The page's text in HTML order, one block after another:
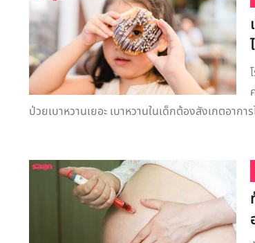
ป่วยเบาหวานเยอะ เบาหวานในเด็กต้องสังเกตอากา